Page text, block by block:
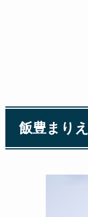
飯豊まり